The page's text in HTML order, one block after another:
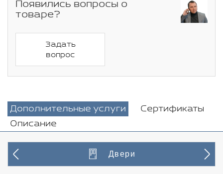
Появились вопросы о
товаре?
Задать
вопрос
Дополнительные услуги
Сертификаты
Описание
Двери